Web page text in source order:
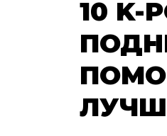
10 K-